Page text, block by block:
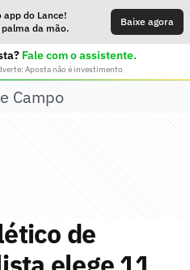
app do Lance!
da mão.
Baixe agora
Fale com o assistente.
Aposta não é investimento
Campo
de